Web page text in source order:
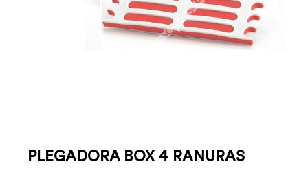
PLEGADORA BOX 4 RANURAS